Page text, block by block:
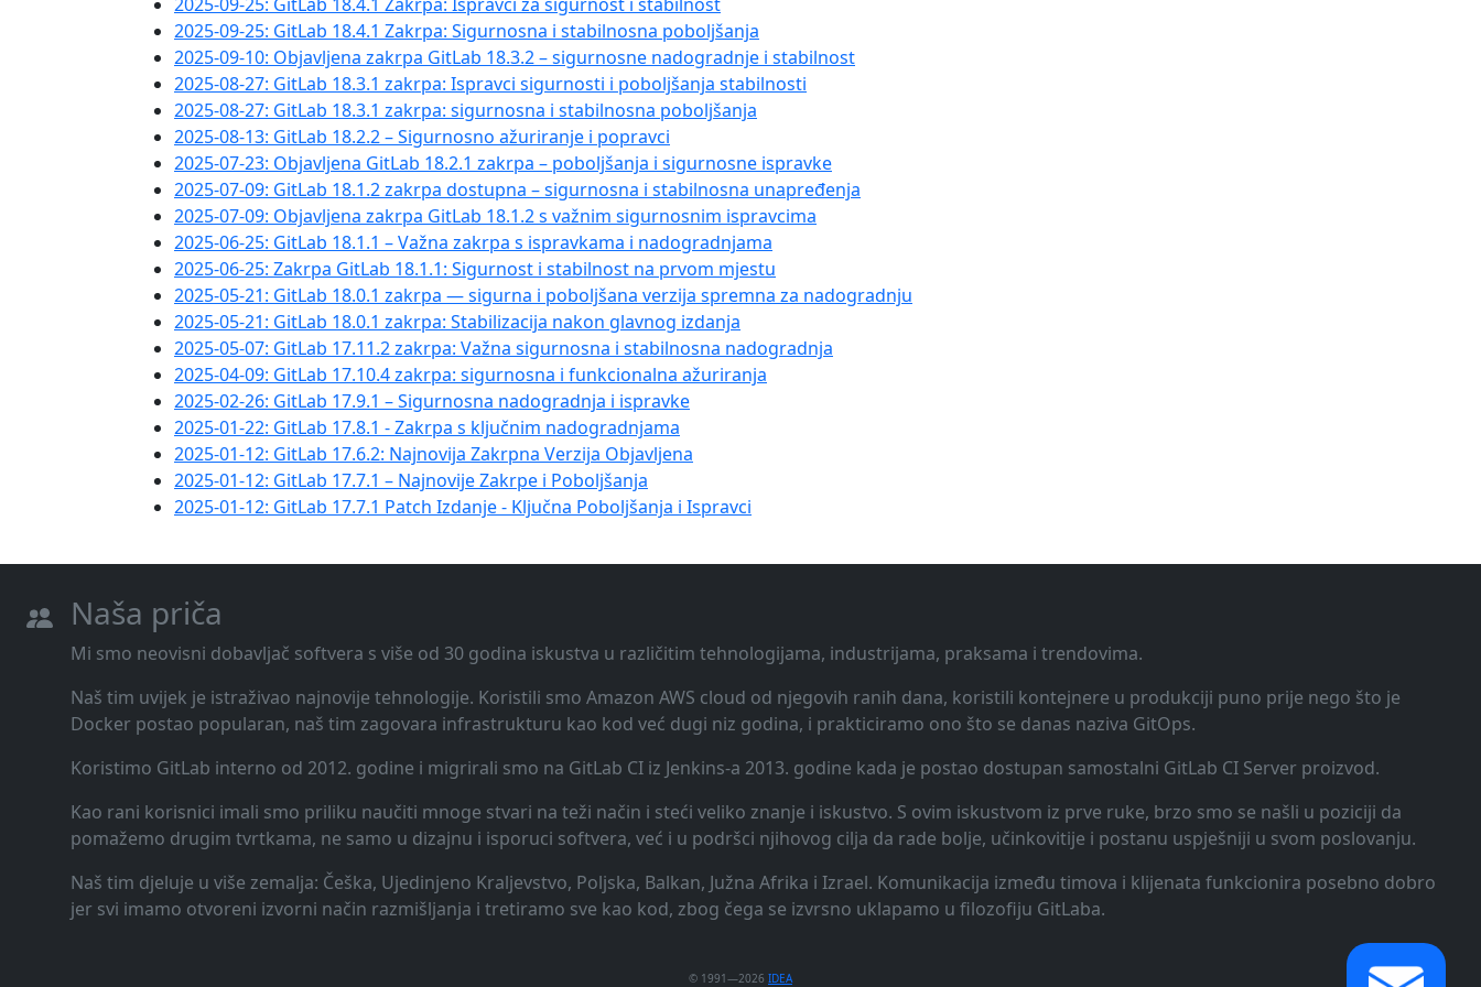
2025-09-25: GitLab 18.4.1 Zakrpa: Sigurnosna i stabilnosna poboljšanja
2025-09-10: Objavljena zakrpa GitLab 18.3.2 – sigurnosne nadogradnje i stabilnost
2025-08-27: GitLab 18.3.1 zakrpa: Ispravci sigurnosti i poboljšanja stabilnosti
2025-08-27: GitLab 18.3.1 zakrpa: sigurnosna i stabilnosna poboljšanja
2025-08-13: GitLab 18.2.2 – Sigurnosno ažuriranje i popravci
2025-07-23: Objavljena GitLab 18.2.1 zakrpa – poboljšanja i sigurnosne ispravke
2025-07-09: GitLab 18.1.2 zakrpa dostupna – sigurnosna i stabilnosna unapređenja
2025-07-09: Objavljena zakrpa GitLab 18.1.2 s važnim sigurnosnim ispravcima
2025-06-25: GitLab 18.1.1 – Važna zakrpa s ispravkama i nadogradnjama
2025-06-25: Zakrpa GitLab 18.1.1: Sigurnost i stabilnost na prvom mjestu
2025-05-21: GitLab 18.0.1 zakrpa — sigurna i poboljšana verzija spremna za nadogradnju
2025-05-21: GitLab 18.0.1 zakrpa: Stabilizacija nakon glavnog izdanja
2025-05-07: GitLab 17.11.2 zakrpa: Važna sigurnosna i stabilnosna nadogradnja
2025-04-09: GitLab 17.10.4 zakrpa: sigurnosna i funkcionalna ažuriranja
2025-02-26: GitLab 17.9.1 – Sigurnosna nadogradnja i ispravke
2025-01-22: GitLab 17.8.1 - Zakrpa s ključnim nadogradnjama
2025-01-12: GitLab 17.6.2: Najnovija Zakrpna Verzija Objavljena
2025-01-12: GitLab 17.7.1 – Najnovije Zakrpe i Poboljšanja
2025-01-12: GitLab 17.7.1 Patch Izdanje - Ključna Poboljšanja i Ispravci
Naša priča
Mi smo neovisni dobavljač softvera s više od 30 godina iskustva u različitim tehnologijama, industrijama, praksama i trendovima.
Naš tim uvijek je istraživao najnovije tehnologije. Koristili smo Amazon AWS cloud od njegovih ranih dana, koristili kontejnere u produkciji puno prije nego što je
Docker postao popularan, naš tim zagovara infrastrukturu kao kod već dugi niz godina, i prakticiramo ono što se danas naziva GitOps.
Koristimo GitLab interno od 2012. godine i migrirali smo na GitLab CI iz Jenkins-a 2013. godine kada je postao dostupan samostalni GitLab CI Server proizvod.
Kao rani korisnici imali smo priliku naučiti mnoge stvari na teži način i steći veliko znanje i iskustvo. S ovim iskustvom iz prve ruke, brzo smo se našli u poziciji da
pomažemo drugim tvrtkama, ne samo u dizajnu i isporuci softvera, već i u podršci njihovog cilja da rade bolje, učinkovitije i postanu uspješniji u svom poslovanju.
Naš tim djeluje u više zemalja: Češka, Ujedinjeno Kraljevstvo, Poljska, Balkan, Južna Afrika i Izrael. Komunikacija između timova i klijenata funkcionira posebno dobro
jer svi imamo otvoreni izvorni način razmišljanja i tretiramo sve kao kod, zbog čega se izvrsno uklapamo u filozofiju GitLaba.
© 1991—2026 IDEA